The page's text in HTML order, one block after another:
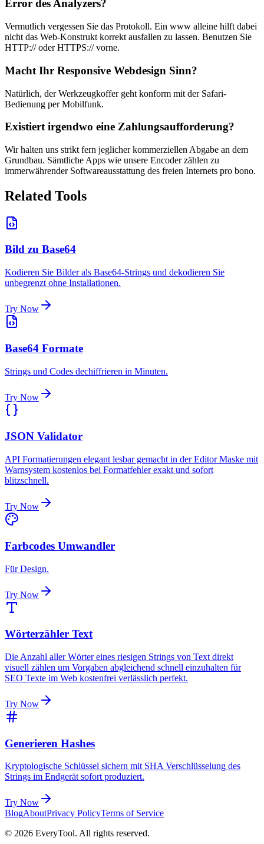
Error des Analyzers?
Vermutlich vergessen Sie das Protokoll. Ein www alleine hilft dabei
nicht das Web-Konstrukt korrekt ausfallen zu lassen. Benutzen Sie
HTTP:// oder HTTPS:// vorne.
Macht Ihr Responsive Webdesign Sinn?
Natürlich, der Werkzeugkoffer geht konform mit der Safari-
Bedienung per Mobilfunk.
Existiert irgendwo eine Zahlungsaufforderung?
Wir halten uns strikt fern jeglicher kommerziellen Abgabe an dem
Grundbau. Sämtliche Apps wie unsere Encoder zählen zu
immerwährender Softwareausstattung des freien Internets pro bono.
Related Tools
Bild zu Base64
Kodieren Sie Bilder als Base64-Strings und dekodieren Sie
unbegrenzt ohne Installationen.
Try Now
Base64 Formate
Strings und Codes dechiffrieren in Minuten.
Try Now
JSON Validator
API Formatierungen elegant lesbar gemacht in der Editor Maske mit
Warnsystem kostenlos bei Formatfehler exakt und sofort
blitzschnell.
Try Now
Farbcodes Umwandler
Für Design.
Try Now
Wörterzähler Text
Die Anzahl aller Wörter eines riesigen Strings von Text direkt
visuell zählen um Vorgaben abgleichend schnell einzuhalten für
SEO Texte im Web kostenfrei verlässlich perfekt.
Try Now
Generieren Hashes
Kryptologische Schlüssel sichern mit SHA Verschlüsselung des
Strings im Endgerät sofort produziert.
Try Now
BlogAboutPrivacy PolicyTerms of Service
© 2026 EveryTool. All rights reserved.